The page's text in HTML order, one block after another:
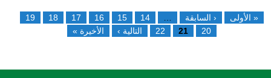
الصفحات
« الأولى ‹ السابقة 14
15
16
17
18
19
20
21
22 التالية › الأخيرة »